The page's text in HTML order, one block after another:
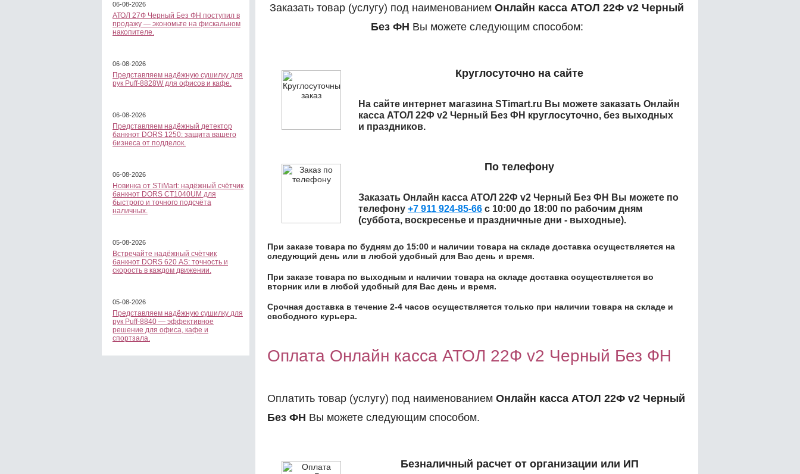
06-08-2026
АТОЛ 27Ф Черный Без ФН поступил в
продажу — экономьте на фискальном
накопителе.
06-08-2026
Представляем надёжную сушилку для
рук Puff-8828W для офисов и кафе.
06-08-2026
Представляем надёжный детектор
банкнот DORS 1250: защита вашего
бизнеса от подделок.
06-08-2026
Новинка от STiMart: надёжный счётчик
банкнот DORS CT1040UM для
быстрого и точного подсчёта
наличных.
05-08-2026
Встречайте надёжный счётчик
банкнот DORS 620 АS: точность и
скорость в каждом движении.
05-08-2026
Представляем надёжную сушилку для
рук Puff-8840 — эффективное
решение для офиса, кафе и
спортзала.
Заказать товар (услугу) под наименованием Онлайн касса АТОЛ 22Ф v2 Черный
Без ФН Вы можете следующим способом:
Круглосуточно на сайте
На сайте интернет магазина STimart.ru Вы можете заказать Онлайн
касса АТОЛ 22Ф v2 Черный Без ФН круглосуточно, без выходных
и праздников.
По телефону
Заказать Онлайн касса АТОЛ 22Ф v2 Черный Без ФН Вы можете по
телефону +7 911 924-85-66 с 10:00 до 18:00 по рабочим дням
(суббота, воскресенье и праздничные дни - выходные).
При заказе товара по будням до 15:00 и наличии товара на складе доставка осуществляется на
следующий день или в любой удобный для Вас день и время.
При заказе товара по выходным и наличии товара на складе доставка осуществляется во
вторник или в любой удобный для Вас день и время.
Срочная доставка в течение 2-4 часов осуществляется только при наличии товара на складе и
свободного курьера.
Оплата Онлайн касса АТОЛ 22Ф v2 Черный Без ФН
Оплатить товар (услугу) под наименованием Онлайн касса АТОЛ 22Ф v2 Черный
Без ФН Вы можете следующим способом.
Безналичный расчет от организации или ИП